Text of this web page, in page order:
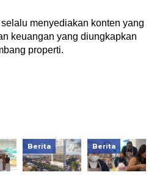
selalu menyediakan konten yang
keuangan yang diungkapkan
properti.
Berita Berita